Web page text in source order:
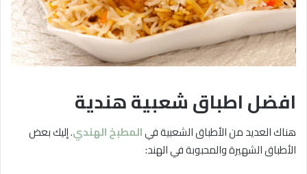
افضل اطباق شعبية هندية
هناك العديد من الأطباق الشعبية فيالمطبخ الهندي. إليك بعض
الأطباق الشهيرة والمحبوبة في الهند: